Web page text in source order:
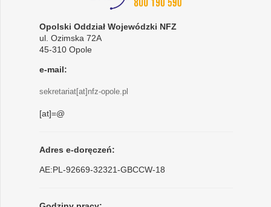
Opolski Oddział Wojewódzki NFZ
ul. Ozimska 72A
45-310 Opole
e-mail:
sekretariat[at]nfz-opole.pl
[at]=@
Adres e-doręczeń:
AE:PL-92669-32321-GBCCW-18